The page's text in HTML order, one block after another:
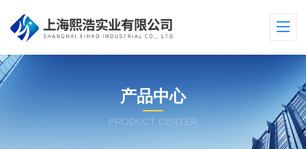
产品中心
PRODUCT CENTER